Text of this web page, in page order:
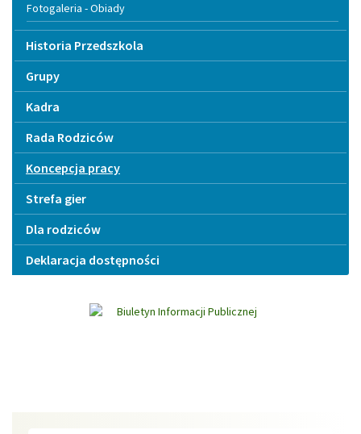
Fotogaleria - Obiady
Historia Przedszkola
Grupy
Kadra
Rada Rodziców
Koncepcja pracy
Strefa gier
Dla rodziców
Deklaracja dostępności